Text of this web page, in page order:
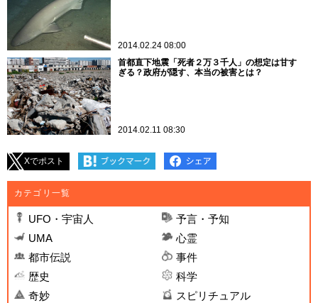
2014.02.24 08:00
首都直下地震「死者２万３千人」の想定は甘す
ぎる？政府が隠す、本当の被害とは？
2014.02.11 08:30
Xでポスト
カテゴリ一覧
UFO・宇宙人
予言・予知
UMA
心霊
都市伝説
事件
歴史
科学
奇妙
スピリチュアル